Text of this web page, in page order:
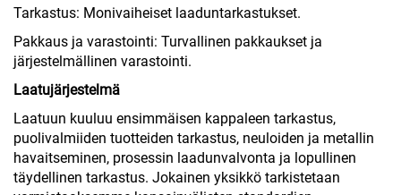
Tarkastus: Monivaiheiset laaduntarkastukset.
Pakkaus ja varastointi: Turvallinen pakkaukset ja
järjestelmällinen varastointi.
Laatujärjestelmä
Laatuun kuuluu ensimmäisen kappaleen tarkastus,
puolivalmiiden tuotteiden tarkastus, neuloiden ja metallin
havaitseminen, prosessin laadunvalvonta ja lopullinen
täydellinen tarkastus. Jokainen yksikkö tarkistetaan